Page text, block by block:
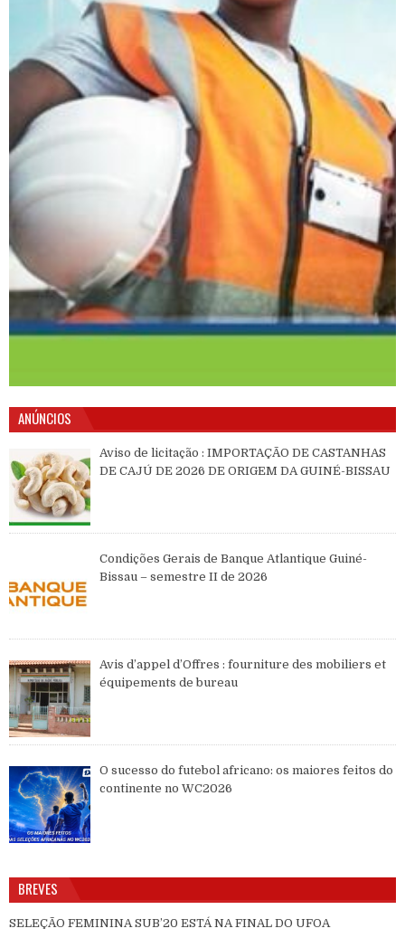
ANÚNCIOS
Aviso de licitação : IMPORTAÇÃO DE CASTANHAS
DE CAJÚ DE 2026 DE ORIGEM DA GUINÉ-BISSAU
Condições Gerais de Banque Atlantique Guiné-
Bissau – semestre II de 2026
Avis d’appel d’Offres : fourniture des mobiliers et
équipements de bureau
O sucesso do futebol africano: os maiores feitos do
continente no WC2026
BREVES
SELEÇÃO FEMININA SUB’20 ESTÁ NA FINAL DO UFOA